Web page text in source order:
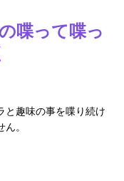
喋って喋っ
と趣味の事を喋り続け
。